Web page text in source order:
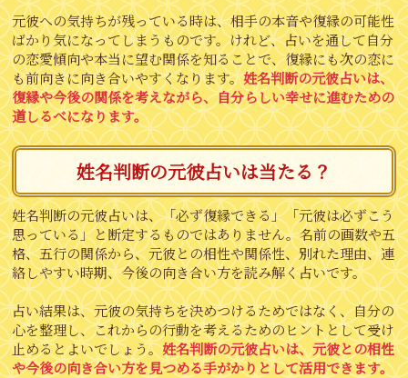
元彼への気持ちが残っている時は、相手の本音や復縁の可能性
ばかり気になってしまうものです。けれど、占いを通して自分
の恋愛傾向や本当に望む関係を知ることで、復縁にも次の恋に
も前向きに向き合いやすくなります。姓名判断の元彼占いは、
復縁や今後の関係を考えながら、自分らしい幸せに進むための
道しるべになります。
姓名判断の元彼占いは当たる？
姓名判断の元彼占いは、「必ず復縁できる」「元彼は必ずこう
思っている」と断定するものではありません。名前の画数や五
格、五行の関係から、元彼との相性や関係性、別れた理由、連
絡しやすい時期、今後の向き合い方を読み解く占いです。
占い結果は、元彼の気持ちを決めつけるためではなく、自分の
心を整理し、これからの行動を考えるためのヒントとして受け
止めるとよいでしょう。姓名判断の元彼占いは、元彼との相性
や今後の向き合い方を見つめる手がかりとして活用できます。